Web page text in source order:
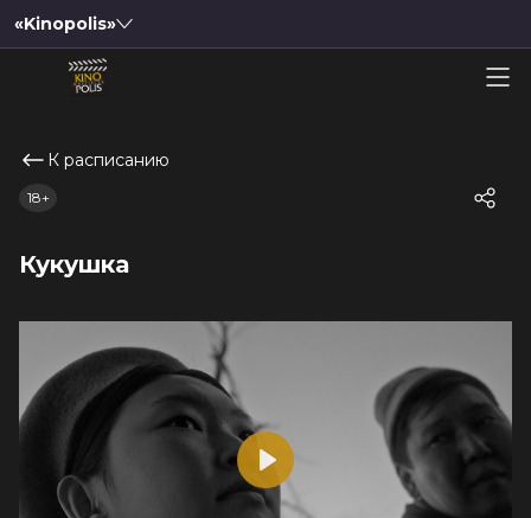
«Kinopolis»
К расписанию
Кукушка
18+
Play